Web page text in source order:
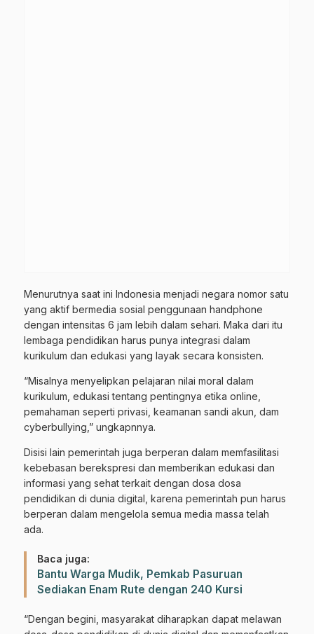
Menurutnya saat ini Indonesia menjadi negara nomor satu
yang aktif bermedia sosial penggunaan handphone
dengan intensitas 6 jam lebih dalam sehari. Maka dari itu
lembaga pendidikan harus punya integrasi dalam
kurikulum dan edukasi yang layak secara konsisten.
“Misalnya menyelipkan pelajaran nilai moral dalam
kurikulum, edukasi tentang pentingnya etika online,
pemahaman seperti privasi, keamanan sandi akun, dam
cyberbullying,” ungkapnnya.
Disisi lain pemerintah juga berperan dalam memfasilitasi
kebebasan berekspresi dan memberikan edukasi dan
informasi yang sehat terkait dengan dosa dosa
pendidikan di dunia digital, karena pemerintah pun harus
berperan dalam mengelola semua media massa telah
ada.
Baca juga:
Bantu Warga Mudik, Pemkab Pasuruan
Sediakan Enam Rute dengan 240 Kursi
“Dengan begini, masyarakat diharapkan dapat melawan